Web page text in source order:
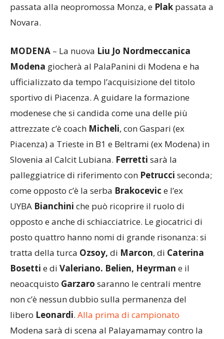
passata alla neopromossa Monza, e Plak passata a
Novara.
MODENA – La nuova Liu Jo Nordmeccanica
Modena giocherà al PalaPanini di Modena e ha
ufficializzato da tempo l’acquisizione del titolo
sportivo di Piacenza. A guidare la formazione
modenese che si candida come una delle più
attrezzate c’è coach Micheli, con Gaspari (ex
Piacenza) a Trieste in B1 e Beltrami (ex Modena) in
Slovenia al Calcit Lubiana. Ferretti sarà la
palleggiatrice di riferimento con Petrucci seconda;
come opposto c’è la serba Brakocevic e l’ex
UYBA Bianchini che può ricoprire il ruolo di
opposto e anche di schiacciatrice. Le giocatrici di
posto quattro hanno nomi di grande risonanza: si
tratta della turca Ozsoy, di Marcon, di Caterina
Bosetti e di Valeriano. Belien, Heyrman e il
neoacquisto Garzaro saranno le centrali mentre
non c’è nessun dubbio sulla permanenza del
libero Leonardi. Alla prima di campionato
Modena sarà di scena al Palayamamay contro la